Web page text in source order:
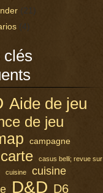
(21)
(4)
clés
Aide de jeu
de jeu
campagne
carte
casus belli; revue sur
cuisine
cuisine
D&D D6